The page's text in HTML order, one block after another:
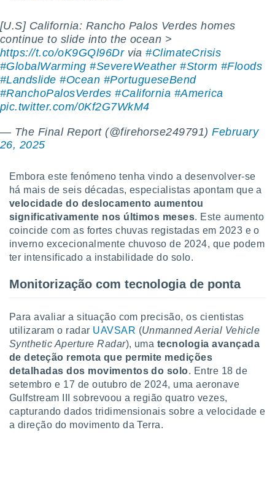
para
não
cookies
o
ou
Pode
de
ao
através
nós e
únicos
para
e
como a
este sitio
IP e
de
[U.S] California: Rancho Palos Verdes homes
continue to slide into the ocean >
https://t.co/oK9GQl96Drvia#ClimateCrisis
#GlobalWarming #SevereWeather #Storm #Floods
#Landslide #Ocean #PortugueseBend
#RanchoPalosVerdes #California #America
pic.twitter.com/0Kf2G7WkM4
— The Final Report (@firehorse249791)February
26, 2025
Embora este fenómeno tenha vindo a desenvolver-se
há mais de seis décadas, especialistas apontam que a
velocidade do deslocamento aumentou
significativamente nos últimos meses. Este aumento
coincide com as fortes chuvas registadas em 2023 e o
inverno excecionalmente chuvoso de 2024, que podem
ter intensificado a instabilidade do solo.
Monitorização com tecnologia de ponta
Para avaliar a situação com precisão, os cientistas
utilizaram o radar UAVSAR (Unmanned Aerial Vehicle
Synthetic Aperture Radar), uma tecnologia avançada
de deteção remota que permite medições
detalhadas dos movimentos do solo. Entre 18 de
setembro e 17 de outubro de 2024, uma aeronave
Gulfstream III sobrevoou a região quatro vezes,
capturando dados tridimensionais sobre a velocidade e
a direção do movimento da Terra.